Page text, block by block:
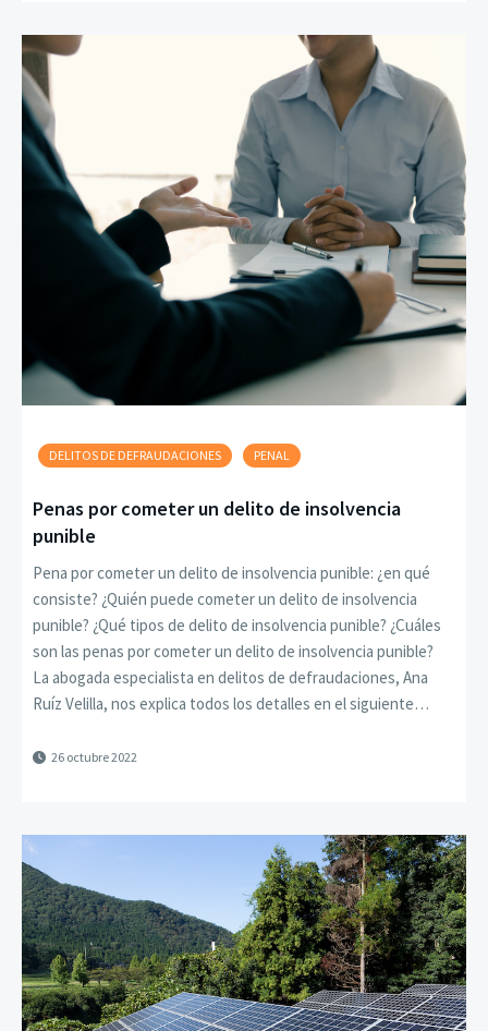
DELITOS DE DEFRAUDACIONES PENAL
Penas por cometer un delito de insolvencia
punible
Pena por cometer un delito de insolvencia punible: ¿en qué
consiste? ¿Quién puede cometer un delito de insolvencia
punible? ¿Qué tipos de delito de insolvencia punible? ¿Cuáles
son las penas por cometer un delito de insolvencia punible?
La abogada especialista en delitos de defraudaciones, Ana
Ruíz Velilla, nos explica todos los detalles en el siguiente…
26 octubre 2022